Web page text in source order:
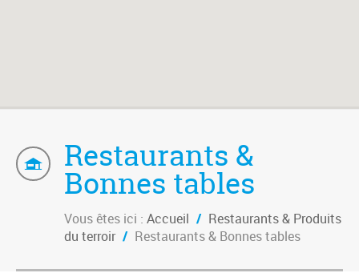
Restaurants &
Bonnes tables
Vous êtes ici : Accueil / Restaurants & Produits
du terroir / Restaurants & Bonnes tables